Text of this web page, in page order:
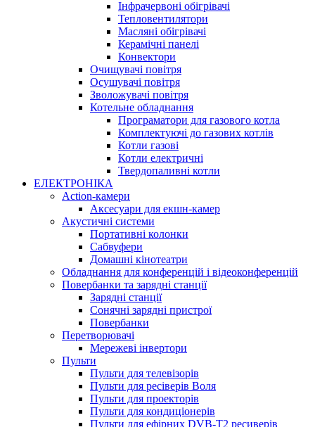
Інфрачервоні обігрівачі
Тепловентилятори
Масляні обігрівачі
Керамічні панелі
Конвектори
Очищувачі повітря
Осушувачі повітря
Зволожувачі повітря
Котельне обладнання
Програматори для газового котла
Комплектуючі до газових котлів
Котли газові
Котли електричні
Твердопаливні котли
ЕЛЕКТРОНІКА
Action-камери
Аксесуари для екшн-камер
Акустичні системи
Портативні колонки
Сабвуфери
Домашні кінотеатри
Обладнання для конференцій і відеоконференцій
Повербанки та зарядні станції
Зарядні станції
Сонячні зарядні пристрої
Повербанки
Перетворювачі
Мережеві інвертори
Пульти
Пульти для телевізорів
Пульти для ресіверів Воля
Пульти для проекторів
Пульти для кондиціонерів
Пульти для ефірних DVB-T2 ресиверів